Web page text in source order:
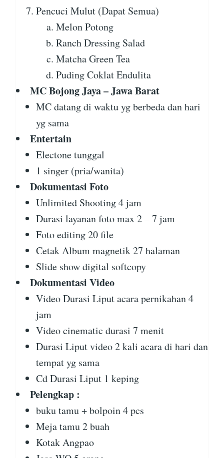
Pencuci Mulut (Dapat Semua)
Melon Potong
Ranch Dressing Salad
Matcha Green Tea
Puding Coklat Endulita
MC Bojong Jaya – Jawa Barat
MC datang di waktu yg berbeda dan hari
yg sama
Entertain
Electone tunggal
1 singer (pria/wanita)
Dokumentasi Foto
Unlimited Shooting 4 jam
Durasi layanan foto max 2 – 7 jam
Foto editing 20 file
Cetak Album magnetik 27 halaman
Slide show digital softcopy
Dokumentasi Video
Video Durasi Liput acara pernikahan 4
jam
Video cinematic durasi 7 menit
Durasi Liput video 2 kali acara di hari dan
tempat yg sama
Cd Durasi Liput 1 keping
Pelengkap :
buku tamu + bolpoin 4 pcs
Meja tamu 2 buah
Kotak Angpao